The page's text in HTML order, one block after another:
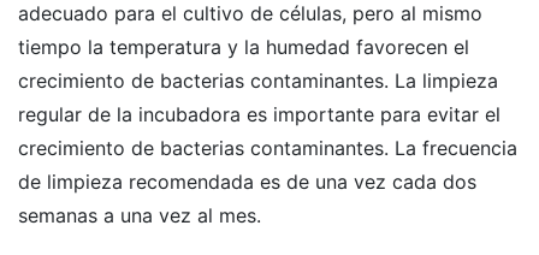
adecuado para el cultivo de células, pero al mismo
tiempo la temperatura y la humedad favorecen el
crecimiento de bacterias contaminantes. La limpieza
regular de la incubadora es importante para evitar el
crecimiento de bacterias contaminantes. La frecuencia
de limpieza recomendada es de una vez cada dos
semanas a una vez al mes.